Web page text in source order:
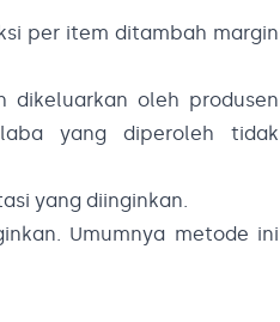
per item ditambah margin
oleh produsen
yang diperoleh tidak
yang diinginkan.
Umumnya metode ini